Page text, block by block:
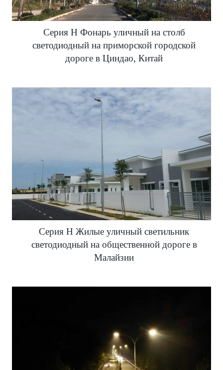
Серия H Фонарь уличный на столб
светодиодный на приморской городской
дороге в Циндао, Китай
Серия H Жилые уличный светильник
светодиодный на общественной дороге в
Малайзии